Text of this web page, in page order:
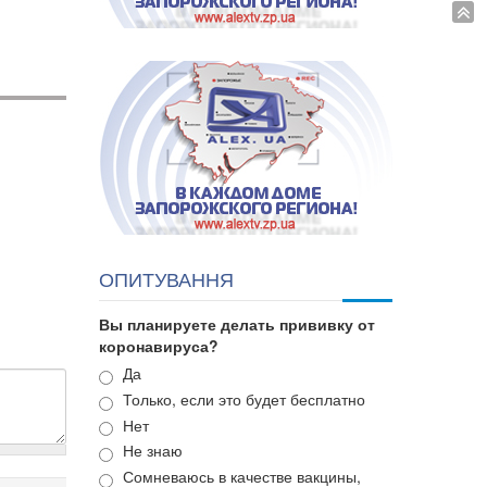
ОПИТУВАННЯ
Вы планируете делать прививку от
коронавируса?
Варианты
Да
Только, если это будет бесплатно
Нет
Не знаю
Сомневаюсь в качестве вакцины,